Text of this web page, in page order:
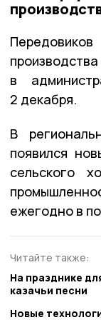
в
2 декабря.
В
появился
сельского
ежегодно в
Читайте также:
На празднике
казачьи песни
Новые